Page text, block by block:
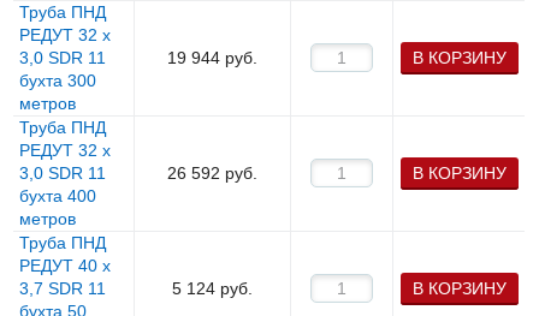
Труба ПНД
РЕДУТ 32 х
3,0 SDR 11
бухта 300
метров
19 944 руб. В КОРЗИНУ
Труба ПНД
РЕДУТ 32 х
3,0 SDR 11
бухта 400
метров
26 592 руб. В КОРЗИНУ
Труба ПНД
РЕДУТ 40 х
3,7 SDR 11
бухта 50
5 124 руб. В КОРЗИНУ